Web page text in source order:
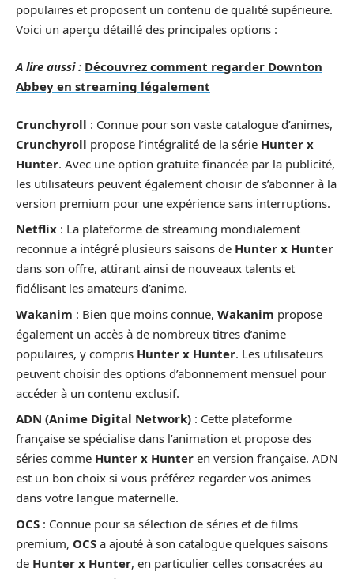
populaires et proposent un contenu de qualité supérieure.
Voici un aperçu détaillé des principales options :
A lire aussi : Découvrez comment regarder Downton
Abbey en streaming légalement
Crunchyroll : Connue pour son vaste catalogue d’animes,
Crunchyroll propose l’intégralité de la série Hunter x
Hunter. Avec une option gratuite financée par la publicité,
les utilisateurs peuvent également choisir de s’abonner à la
version premium pour une expérience sans interruptions.
Netflix : La plateforme de streaming mondialement
reconnue a intégré plusieurs saisons de Hunter x Hunter
dans son offre, attirant ainsi de nouveaux talents et
fidélisant les amateurs d’anime.
Wakanim : Bien que moins connue, Wakanim propose
également un accès à de nombreux titres d’anime
populaires, y compris Hunter x Hunter. Les utilisateurs
peuvent choisir des options d’abonnement mensuel pour
accéder à un contenu exclusif.
ADN (Anime Digital Network) : Cette plateforme
française se spécialise dans l’animation et propose des
séries comme Hunter x Hunter en version française. ADN
est un bon choix si vous préférez regarder vos animes
dans votre langue maternelle.
OCS : Connue pour sa sélection de séries et de films
premium, OCS a ajouté à son catalogue quelques saisons
de Hunter x Hunter, en particulier celles consacrées au